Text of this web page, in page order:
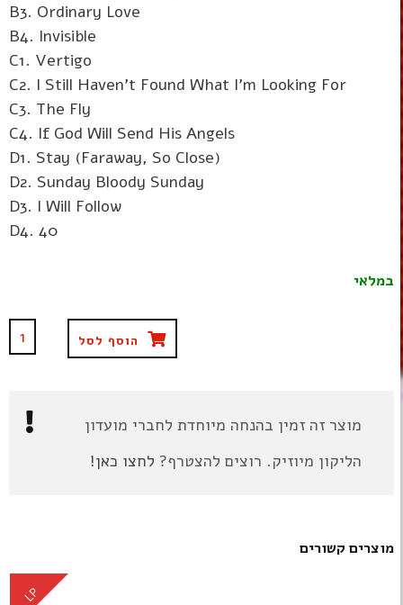
B3. Ordinary Love
B4. Invisible
C1. Vertigo
C2. I Still Haven’t Found What I’m Looking For
C3. The Fly
C4. If God Will Send His Angels
D1. Stay (Faraway, So Close)
D2. Sunday Bloody Sunday
D3. I Will Follow
D4. 40
במלאי
הוסף לסל
מוצר זה זמין בהנחה מיוחדת לחברי מועדון
הליקון מיוזיק. רוצים להצטרף? לחצו כאן!
מוצרים קשורים
LP